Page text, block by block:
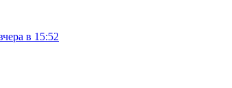
в 15:52